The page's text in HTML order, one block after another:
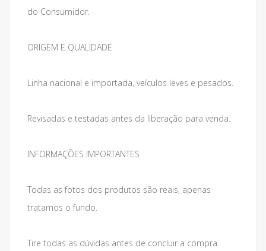
do Consumidor.
ORIGEM E QUALIDADE
Linha nacional e importada, veículos leves e pesados.
Revisadas e testadas antes da liberação para venda.
INFORMAÇÕES IMPORTANTES
Todas as fotos dos produtos são reais, apenas
tratamos o fundo.
Tire todas as dúvidas antes de concluir a compra.